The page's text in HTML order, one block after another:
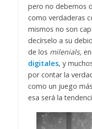
pero no debemos
como verdaderas
mismos no son
decírselo a su
de los milenials,
digitales, y
por contar la
como un juego
esa será la